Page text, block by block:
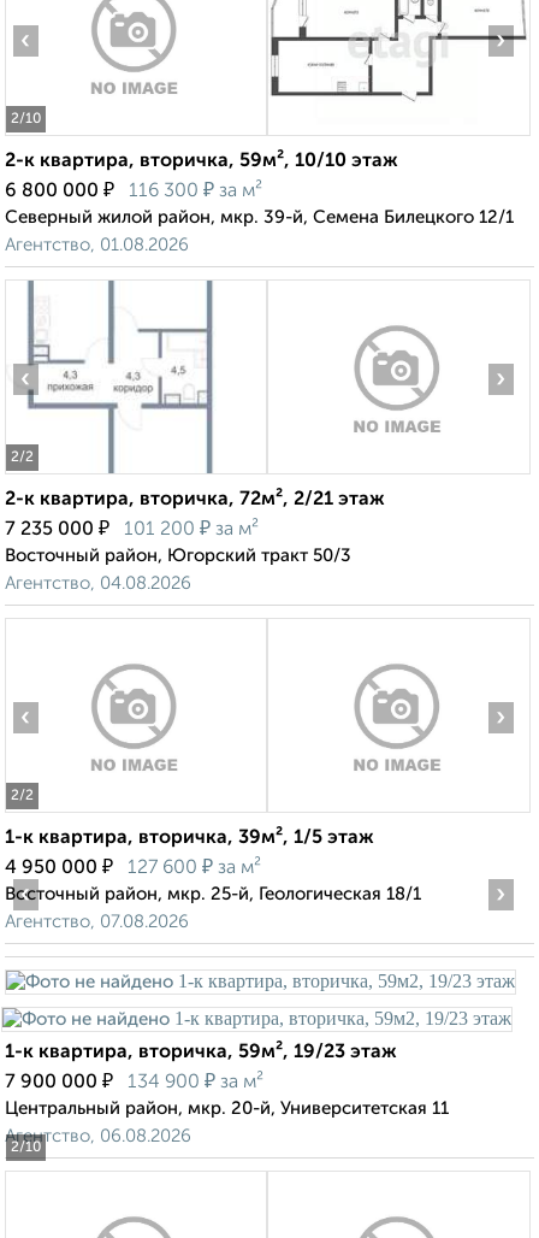
2/10
‹ ›
2-к квартира, вторичка, 59м², 10/10 этаж
6 800 000 ₽ 116 300 ₽ за м²
Северный жилой район, мкр. 39-й, Семена Билецкого 12/1
Агентство, 01.08.2026
2/2
‹ ›
2-к квартира, вторичка, 72м², 2/21 этаж
7 235 000 ₽ 101 200 ₽ за м²
Восточный район, Югорский тракт 50/3
Агентство, 04.08.2026
2/2
‹ ›
1-к квартира, вторичка, 39м², 1/5 этаж
4 950 000 ₽ 127 600 ₽ за м²
Восточный район, мкр. 25-й, Геологическая 18/1
Агентство, 07.08.2026
2/10
‹ ›
1-к квартира, вторичка, 59м², 19/23 этаж
7 900 000 ₽ 134 900 ₽ за м²
Центральный район, мкр. 20-й, Университетская 11
Агентство, 06.08.2026